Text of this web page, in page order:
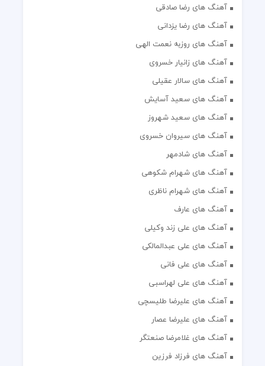
آهنگ های رضا صادقی
آهنگ های رضا یزدانی
آهنگ های روزبه نعمت الهی
آهنگ های زانیار خسروی
آهنگ های سالار عقیلی
آهنگ های سعید آسایش
آهنگ های سعید شهروز
آهنگ های سیروان خسروی
آهنگ های شادمهر
آهنگ های شهرام شکوهی
آهنگ های شهرام ناظری
آهنگ های عارف
آهنگ های علی زند وکیلی
آهنگ های علی عبدالمالکی
آهنگ های علی فانی
آهنگ های علی لهراسبی
آهنگ های علیرضا طلیسچی
آهنگ های علیرضا عصار
آهنگ های غلامرضا صنعتگر
آهنگ های فرزاد فرزین